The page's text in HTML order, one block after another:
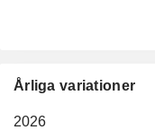
Årliga variationer
2026